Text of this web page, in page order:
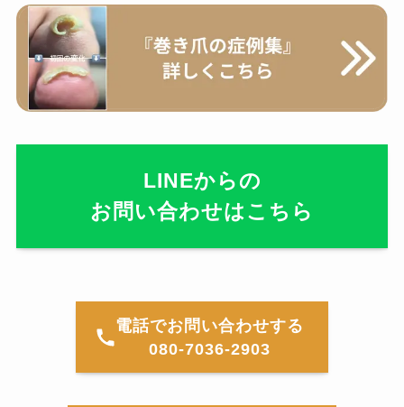
LINEからの
お問い合わせはこちら
電話でお問い合わせする
080-7036-2903